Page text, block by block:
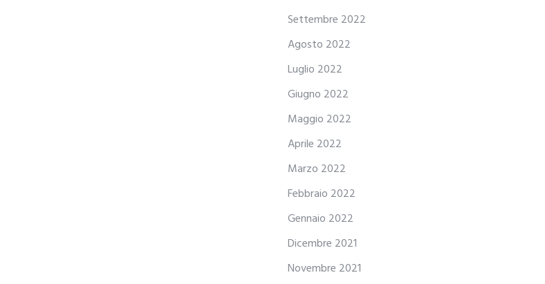
Settembre 2022
Agosto 2022
Luglio 2022
Giugno 2022
Maggio 2022
Aprile 2022
Marzo 2022
Febbraio 2022
Gennaio 2022
Dicembre 2021
Novembre 2021